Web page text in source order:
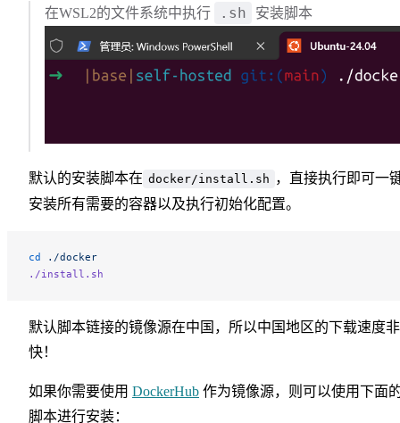
在WSL2的文件系统中执行 .sh 安装脚本
默认的安装脚本在 docker/install.sh ，直接执行即可一
安装所有需要的容器以及执行初始化配置。
cd
./docker
./install.sh
默认脚本链接的镜像源在中国，所以中国地区的下载速度
快！
如果你需要使用 DockerHub 作为镜像源，则可以使用下面
脚本进行安装：